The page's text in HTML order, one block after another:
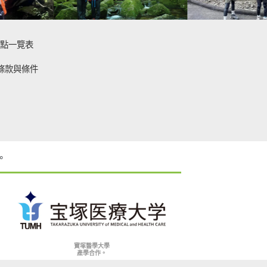
一覽表
款與條件
寶塚醫學大學
產學合作。